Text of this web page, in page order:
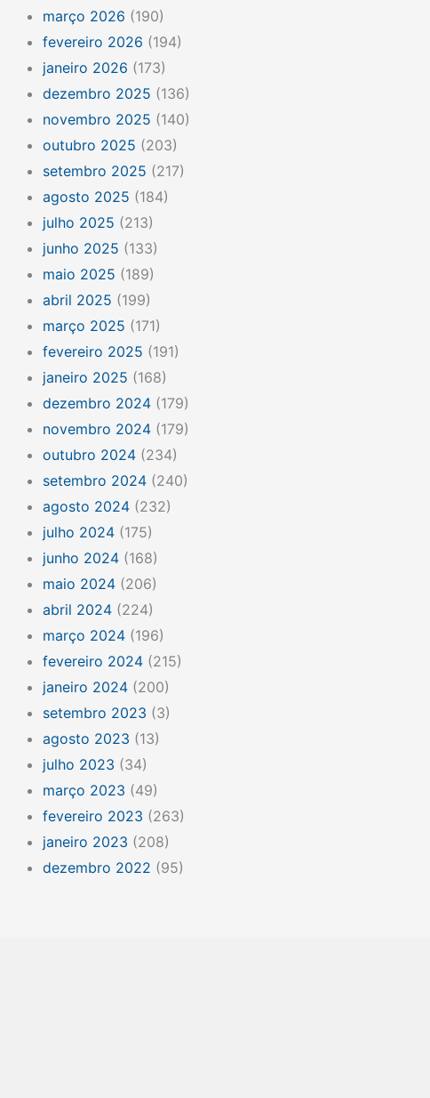
março 2026 (190)
fevereiro 2026 (194)
janeiro 2026 (173)
dezembro 2025 (136)
novembro 2025 (140)
outubro 2025 (203)
setembro 2025 (217)
agosto 2025 (184)
julho 2025 (213)
junho 2025 (133)
maio 2025 (189)
abril 2025 (199)
março 2025 (171)
fevereiro 2025 (191)
janeiro 2025 (168)
dezembro 2024 (179)
novembro 2024 (179)
outubro 2024 (234)
setembro 2024 (240)
agosto 2024 (232)
julho 2024 (175)
junho 2024 (168)
maio 2024 (206)
abril 2024 (224)
março 2024 (196)
fevereiro 2024 (215)
janeiro 2024 (200)
setembro 2023 (3)
agosto 2023 (13)
julho 2023 (34)
março 2023 (49)
fevereiro 2023 (263)
janeiro 2023 (208)
dezembro 2022 (95)